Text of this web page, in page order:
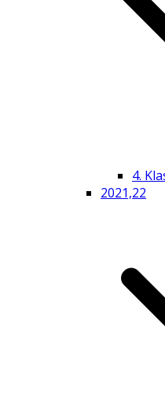
4.
2021,22